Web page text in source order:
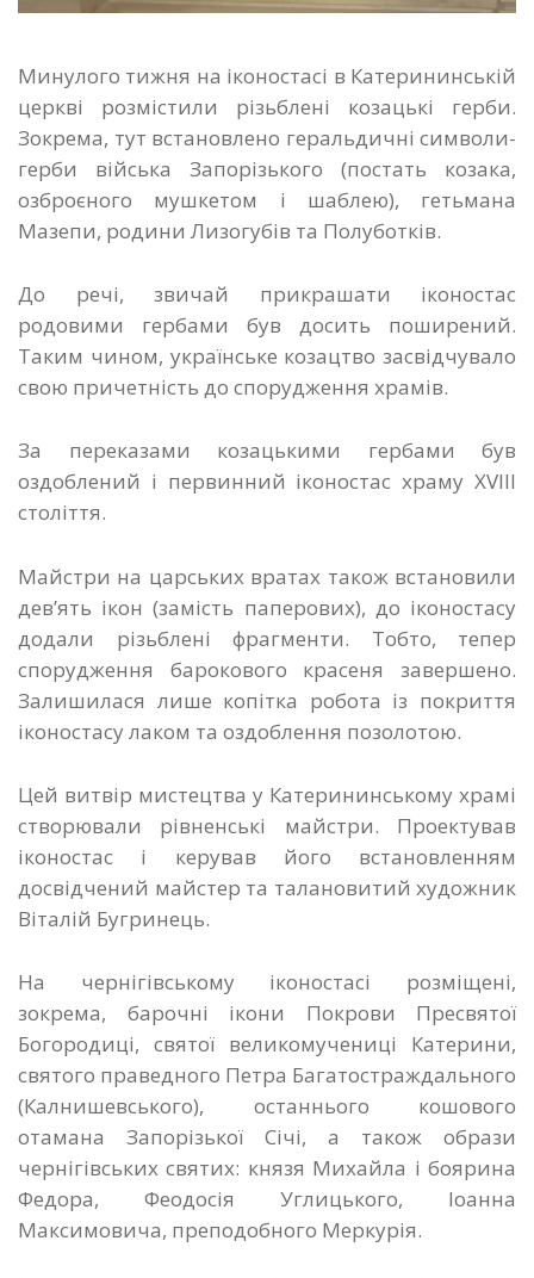
Минулого тижня на іконостасі в Катерининській
церкві розмістили різьблені козацькі герби.
Зокрема, тут встановлено геральдичні символи-
герби війська Запорізького (постать козака,
озброєного мушкетом і шаблею), гетьмана
Мазепи, родини Лизогубів та Полуботків.
До речі, звичай прикрашати іконостас
родовими гербами був досить поширений.
Таким чином, українське козацтво засвідчувало
свою причетність до спорудження храмів.
За переказами козацькими гербами був
оздоблений і первинний іконостас храму ХVІІІ
століття.
Майстри на царських вратах також встановили
дев’ять ікон (замість паперових), до іконостасу
додали різьблені фрагменти. Тобто, тепер
спорудження барокового красеня завершено.
Залишилася лише копітка робота із покриття
іконостасу лаком та оздоблення позолотою.
Цей витвір мистецтва у Катерининському храмі
створювали рівненські майстри. Проектував
іконостас і керував його встановленням
досвідчений майстер та талановитий художник
Віталій Бугринець.
На чернігівському іконостасі розміщені,
зокрема, барочні ікони Покрови Пресвятої
Богородиці, святої великомучениці Катерини,
святого праведного Петра Багатостраждального
(Калнишевського), останнього кошового
отамана Запорізької Січі, а також образи
чернігівських святих: князя Михайла і боярина
Федора, Феодосія Углицького, Іоанна
Максимовича, преподобного Меркурія.